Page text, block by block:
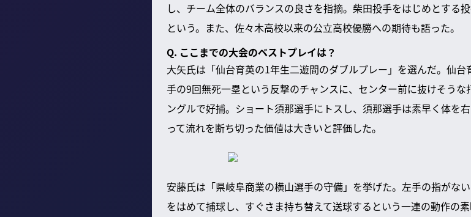
し、チーム全体のバランスの良さを指摘。柴田投手をはじめとする
という。また、佐々木高校以来の公立高校優勝への期待も語った。
Q. ここまでの大会のベストプレイは？
大矢氏は「仙台育英の1年生二遊間のダブルプレー」を選んだ。仙
手の9回無死一塁という反撃のチャンスに、センター前に抜けそう
ングルで好捕。ショート須那選手にトスし、須那選手は素早く体を
って流れを断ち切った価値は大きいと評価した。
安藤氏は「県岐阜商業の横山選手の守備」を挙げた。左手の指がな
をはめて捕球し、すぐさま持ち替えて送球するという一連の動作の